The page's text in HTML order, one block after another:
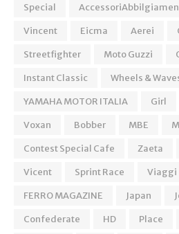
Special
Vincent
Eicma Aerei
Streetfighter
Moto Guzzi
Instant Classic
Wheels &
YAMAHA MOTOR ITALIA
Girl
Voxan
Bobber MBE
Contest Special Cafe
Zaeta
Vicent
Sprint Race Viaggi
FERRO MAGAZINE
Japan
Confederate
HD Place